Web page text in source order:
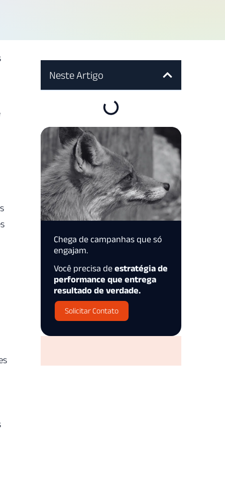
Neste Artigo
Chega de campanhas que só
engajam.
Você precisa de estratégia de
performance que entrega
resultado de verdade.
Solicitar Contato